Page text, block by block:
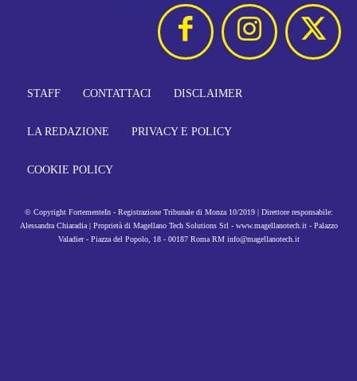
STAFF CONTATTACI DISCLAIMER
LA REDAZIONE PRIVACY E POLICY
COOKIE POLICY
© Copyright FortementeIn - Registrazione Tribunale di Monza 10/2019 | Direttore responsabile:
Alessandra Chiaradia | Proprietà di Magellano Tech Solutions Srl - www.magellanotech.it - Palazzo
Valadier - Piazza del Popolo, 18 - 00187 Roma RM info@magellanotech.it